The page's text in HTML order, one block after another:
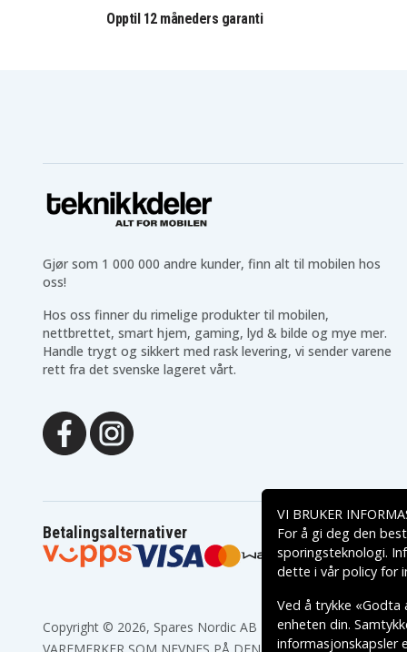
Opptil 12 måneders garanti
Gjør som 1 000 000 andre kunder, finn alt til mobilen hos
oss!
Hos oss finner du rimelige produkter til mobilen,
nettbrettet, smart hjem, gaming, lyd & bilde og mye mer.
Handle trygt og sikkert med rask levering, vi sender varene
rett fra det svenske lageret vårt.
Betalingsalternativer
Copyright © 2026, Spares Nordic AB
VI BRUKER
For å gi deg den
sporingsteknologi.
dette i vårpolicy for
Ved å trykke «Godta
enheten din.
informasjonskapsler